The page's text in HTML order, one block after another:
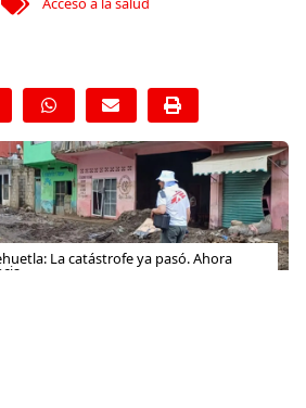
La catástrofe ya pasó. Ahora